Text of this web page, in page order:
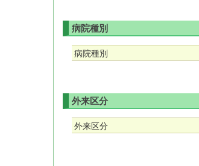
病院種別
病院種別
外来区分
外来区分